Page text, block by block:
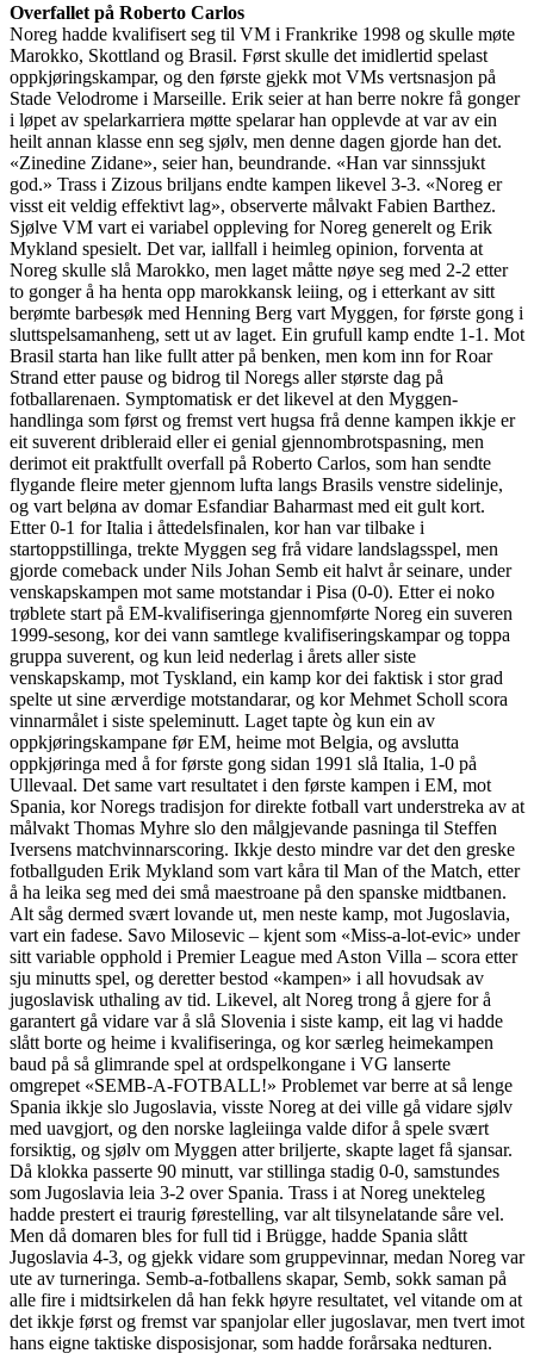
Overfallet på Roberto Carlos
Noreg hadde kvalifisert seg til VM i Frankrike 1998 og skulle møte
Marokko, Skottland og Brasil. Først skulle det imidlertid spelast
oppkjøringskampar, og den første gjekk mot VMs vertsnasjon på
Stade Velodrome i Marseille. Erik seier at han berre nokre få gonger
i løpet av spelarkarriera møtte spelarar han opplevde at var av ein
heilt annan klasse enn seg sjølv, men denne dagen gjorde han det.
«Zinedine Zidane», seier han, beundrande. «Han var sinnssjukt
god.» Trass i Zizous briljans endte kampen likevel 3-3. «Noreg er
visst eit veldig effektivt lag», observerte målvakt Fabien Barthez.
Sjølve VM vart ei variabel oppleving for Noreg generelt og Erik
Mykland spesielt. Det var, iallfall i heimleg opinion, forventa at
Noreg skulle slå Marokko, men laget måtte nøye seg med 2-2 etter
to gonger å ha henta opp marokkansk leiing, og i etterkant av sitt
berømte barbesøk med Henning Berg vart Myggen, for første gong i
sluttspelsamanheng, sett ut av laget. Ein grufull kamp endte 1-1. Mot
Brasil starta han like fullt atter på benken, men kom inn for Roar
Strand etter pause og bidrog til Noregs aller største dag på
fotballarenaen. Symptomatisk er det likevel at den Myggen-
handlinga som først og fremst vert hugsa frå denne kampen ikkje er
eit suverent dribleraid eller ei genial gjennombrotspasning, men
derimot eit praktfullt overfall på Roberto Carlos, som han sendte
flygande fleire meter gjennom lufta langs Brasils venstre sidelinje,
og vart beløna av domar Esfandiar Baharmast med eit gult kort.
Etter 0-1 for Italia i åttedelsfinalen, kor han var tilbake i
startoppstillinga, trekte Myggen seg frå vidare landslagsspel, men
gjorde comeback under Nils Johan Semb eit halvt år seinare, under
venskapskampen mot same motstandar i Pisa (0-0). Etter ei noko
trøblete start på EM-kvalifiseringa gjennomførte Noreg ein suveren
1999-sesong, kor dei vann samtlege kvalifiseringskampar og toppa
gruppa suverent, og kun leid nederlag i årets aller siste
venskapskamp, mot Tyskland, ein kamp kor dei faktisk i stor grad
spelte ut sine ærverdige motstandarar, og kor Mehmet Scholl scora
vinnarmålet i siste speleminutt. Laget tapte òg kun ein av
oppkjøringskampane før EM, heime mot Belgia, og avslutta
oppkjøringa med å for første gong sidan 1991 slå Italia, 1-0 på
Ullevaal. Det same vart resultatet i den første kampen i EM, mot
Spania, kor Noregs tradisjon for direkte fotball vart understreka av at
målvakt Thomas Myhre slo den målgjevande pasninga til Steffen
Iversens matchvinnarscoring. Ikkje desto mindre var det den greske
fotballguden Erik Mykland som vart kåra til Man of the Match, etter
å ha leika seg med dei små maestroane på den spanske midtbanen.
Alt såg dermed svært lovande ut, men neste kamp, mot Jugoslavia,
vart ein fadese. Savo Milosevic – kjent som «Miss-a-lot-evic» under
sitt variable opphold i Premier League med Aston Villa – scora etter
sju minutts spel, og deretter bestod «kampen» i all hovudsak av
jugoslavisk uthaling av tid. Likevel, alt Noreg trong å gjere for å
garantert gå vidare var å slå Slovenia i siste kamp, eit lag vi hadde
slått borte og heime i kvalifiseringa, og kor særleg heimekampen
baud på så glimrande spel at ordspelkongane i VG lanserte
omgrepet «SEMB-A-FOTBALL!» Problemet var berre at så lenge
Spania ikkje slo Jugoslavia, visste Noreg at dei ville gå vidare sjølv
med uavgjort, og den norske lagleiinga valde difor å spele svært
forsiktig, og sjølv om Myggen atter briljerte, skapte laget få sjansar.
Då klokka passerte 90 minutt, var stillinga stadig 0-0, samstundes
som Jugoslavia leia 3-2 over Spania. Trass i at Noreg unekteleg
hadde prestert ei traurig førestelling, var alt tilsynelatande såre vel.
Men då domaren bles for full tid i Brügge, hadde Spania slått
Jugoslavia 4-3, og gjekk vidare som gruppevinnar, medan Noreg var
ute av turneringa. Semb-a-fotballens skapar, Semb, sokk saman på
alle fire i midtsirkelen då han fekk høyre resultatet, vel vitande om at
det ikkje først og fremst var spanjolar eller jugoslavar, men tvert imot
hans eigne taktiske disposisjonar, som hadde forårsaka nedturen.